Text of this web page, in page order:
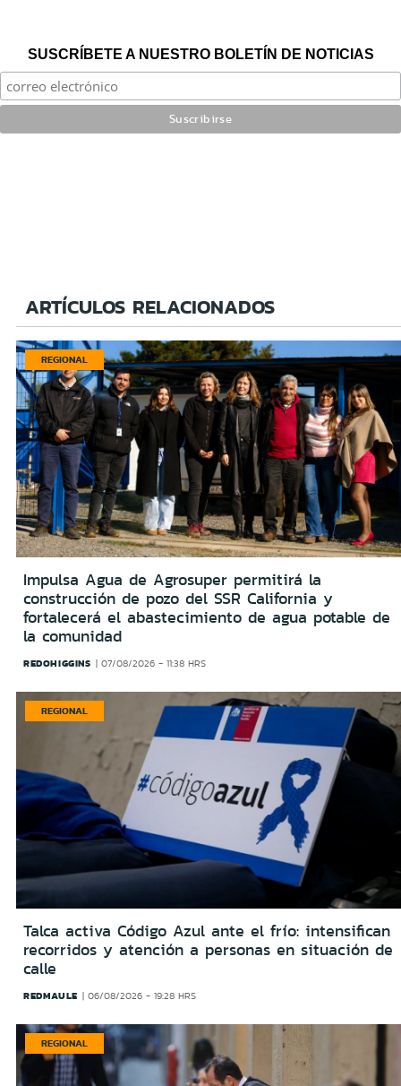
SUSCRÍBETE A NUESTRO BOLETÍN DE NOTICIAS
ARTÍCULOS RELACIONADOS
REGIONAL
Impulsa Agua de Agrosuper permitirá la
construcción de pozo del SSR California y
fortalecerá el abastecimiento de agua potable de
la comunidad
REDOHIGGINS 07/08/2026 - 11:38 HRS
REGIONAL
Talca activa Código Azul ante el frío: intensifican
recorridos y atención a personas en situación de
calle
REDMAULE 06/08/2026 - 19:28 HRS
REGIONAL